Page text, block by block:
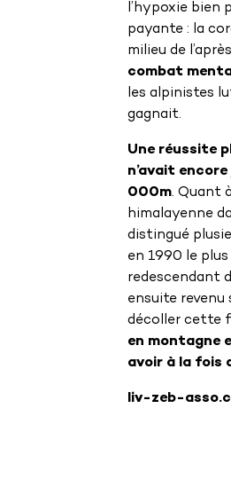
l’hypoxie bien
payante : la
milieu de
combat
les alpinistes
gagnait.
Une réussite
n’avait
000m. Quant
himalayenne
distingué
en 1990 le plus
redescendant
ensuite
décoller cette
en montagne
avoir à la fois
liv-zeb-